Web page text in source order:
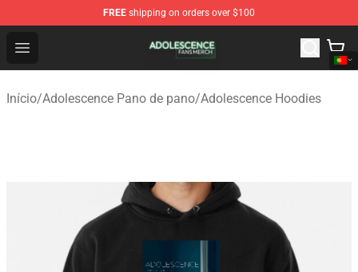
FREE shipping on orders over $100
Open menu
Adolescence Shop - Official Adolescence Merchandise
Início/Adolescence Pano de pano/Adolescence Hoodies